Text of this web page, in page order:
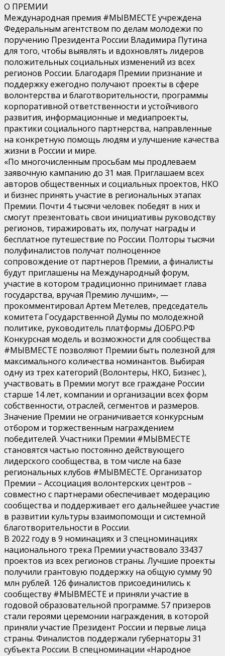
О ПРЕМИИ
Международная премия #МЫВМЕСТЕ учреждена
Федеральным агентством по делам молодежи по
поручению Президента России Владимира Путина
для того, чтобы выявлять и вдохновлять лидеров
положительных социальных изменений из всех
регионов России. Благодаря Премии признание и
поддержку ежегодно получают проекты в сфере
волонтерства и благотворительности, программы
корпоративной ответственности и устойчивого
развития, информационные и медиапроекты,
практики социального партнерства, направленные
на конкретную помощь людям и улучшение качества
жизни в России и мире.
«По многочисленным просьбам мы продлеваем
заявочную кампанию до 31 мая. Приглашаем всех
авторов общественных и социальных проектов, НКО
и бизнес принять участие в региональных этапах
Премии. Почти 4 тысячи человек победят в них и
смогут презентовать свои инициативы руководству
регионов, тиражировать их, получат награды и
бесплатное путешествие по России. Полторы тысячи
полуфиналистов получат полноценное
сопровождение от партнеров Премии, а финалисты
будут приглашены на Международный форум,
участие в котором традиционно принимает глава
государства, вручая Премию лучшим», —
прокомментировал Артем Метелев, председатель
комитета Государственной Думы по молодежной
политике, руководитель платформы ДОБРО.РФ
Конкурсная модель и возможности для сообщества
#МЫВМЕСТЕ позволяют Премии быть полезной для
максимального количества номинантов. Выбирая
одну из трех категорий (Волонтеры, НКО, Бизнес ),
участвовать в Премии могут все граждане России
старше 14 лет, компании и организации всех форм
собственности, отраслей, сегментов и размеров.
Значение Премии не ограничивается конкурсным
отбором и торжественным награждением
победителей. Участники Премии #МЫВМЕСТЕ
становятся частью постоянно действующего
лидерского сообщества, в том числе на базе
региональных клубов #МЫВМЕСТЕ. Организатор
Премии – Ассоциация волонтерских центров –
совместно с партнерами обеспечивает модерацию
сообщества и поддерживает его дальнейшее участие
в развитии культуры взаимопомощи и системной
благотворительности в России.
В 2022 году в 9 номинациях и 3 спецноминациях
национального трека Премии участвовало 33437
проектов из всех регионов страны. Лучшие проекты
получили грантовую поддержку на общую сумму 90
млн рублей. 126 финалистов присоединились к
сообществу #МЫВМЕСТЕ и приняли участие в
годовой образовательной программе. 57 призеров
стали героями церемонии награждения, в которой
приняли участие Президент России и первые лица
страны. Финалистов поддержали губернаторы 31
субъекта России. В спецноминации «Народное